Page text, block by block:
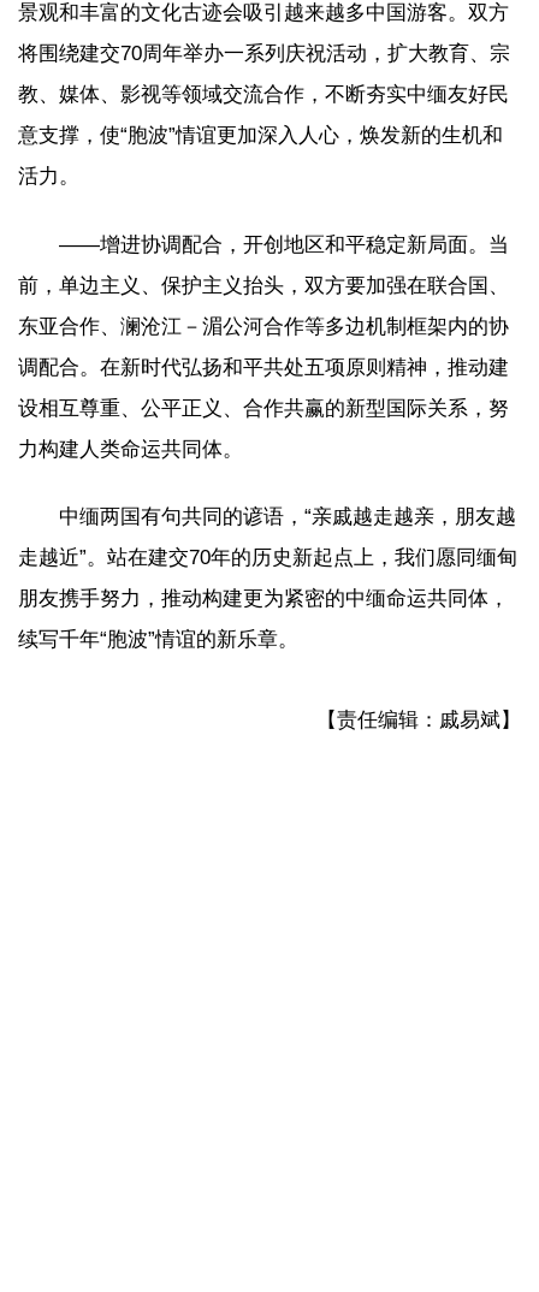
景观和丰富的文化古迹会吸引越来越多中国游客。双方
将围绕建交70周年举办一系列庆祝活动，扩大教育、宗
教、媒体、影视等领域交流合作，不断夯实中缅友好民
意支撑，使“胞波”情谊更加深入人心，焕发新的生机和
活力。
——增进协调配合，开创地区和平稳定新局面。当
前，单边主义、保护主义抬头，双方要加强在联合国、
东亚合作、澜沧江－湄公河合作等多边机制框架内的协
调配合。在新时代弘扬和平共处五项原则精神，推动建
设相互尊重、公平正义、合作共赢的新型国际关系，努
力构建人类命运共同体。
中缅两国有句共同的谚语，“亲戚越走越亲，朋友越
走越近”。站在建交70年的历史新起点上，我们愿同缅甸
朋友携手努力，推动构建更为紧密的中缅命运共同体，
续写千年“胞波”情谊的新乐章。
【责任编辑：戚易斌】